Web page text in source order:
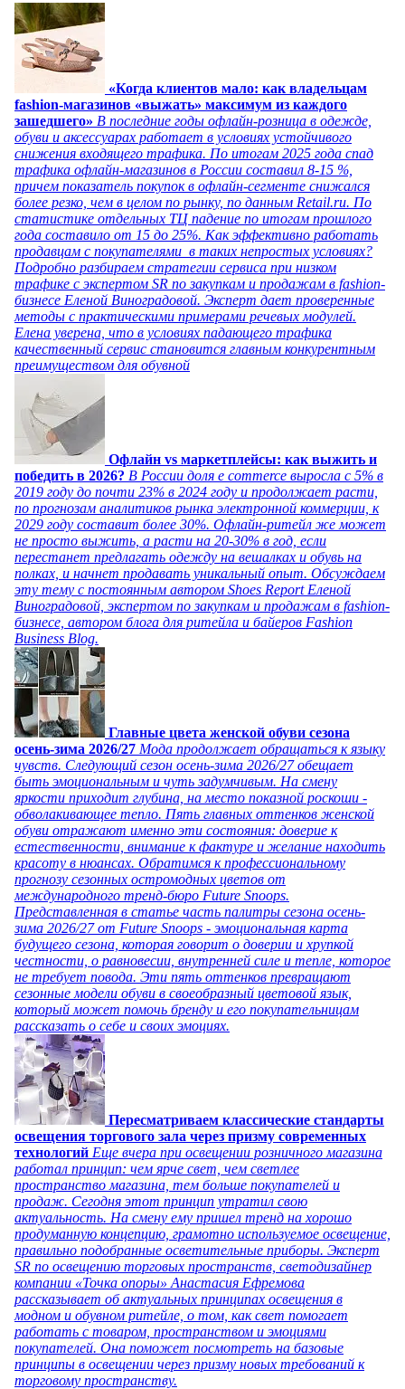
«Когда клиентов мало: как владельцам
fashion-магазинов «выжать» максимум из каждого
зашедшего» В последние годы офлайн-розница в одежде,
обуви и аксессуарах работает в условиях устойчивого
снижения входящего трафика. По итогам 2025 года спад
трафика офлайн-магазинов в России составил 8-15 %,
причем показатель покупок в офлайн-сегменте снижался
более резко, чем в целом по рынку, по данным Retail.ru. По
статистике отдельных ТЦ падение по итогам прошлого
года составило от 15 до 25%. Как эффективно работать
продавцам с покупателями в таких непростых условиях?
Подробно разбираем стратегии сервиса при низком
трафике с экспертом SR по закупкам и продажам в fashion-
бизнесе Еленой Виноградовой. Эксперт дает проверенные
методы с практическими примерами речевых модулей.
Елена уверена, что в условиях падающего трафика
качественный сервис становится главным конкурентным
преимуществом для обувной
Офлайн vs маркетплейсы: как выжить и
победить в 2026? В России доля e commerce выросла с 5% в
2019 году до почти 23% в 2024 году и продолжает расти,
по прогнозам аналитиков рынка электронной коммерции, к
2029 году составит более 30%. Офлайн-ритейл же может
не просто выжить, а расти на 20-30% в год, если
перестанет предлагать одежду на вешалках и обувь на
полках, и начнет продавать уникальный опыт. Обсуждаем
эту тему с постоянным автором Shoes Report Еленой
Виноградовой, экспертом по закупкам и продажам в fashion-
бизнесе, автором блога для ритейла и байеров Fashion
Business Blog.
Главные цвета женской обуви сезона
осень-зима 2026/27 Мода продолжает обращаться к языку
чувств. Следующий сезон осень-зима 2026/27 обещает
быть эмоциональным и чуть задумчивым. На смену
яркости приходит глубина, на место показной роскоши -
обволакивающее тепло. Пять главных оттенков женской
обуви отражают именно эти состояния: доверие к
естественности, внимание к фактуре и желание находить
красоту в нюансах. Обратимся к профессиональному
прогнозу сезонных остромодных цветов от
международного тренд-бюро Future Snoops.
Представленная в статье часть палитры сезона осень-
зима 2026/27 от Future Snoops - эмоциональная карта
будущего сезона, которая говорит о доверии и хрупкой
честности, о равновесии, внутренней силе и тепле, которое
не требует повода. Эти пять оттенков превращают
сезонные модели обуви в своеобразный цветовой язык,
который может помочь бренду и его покупательницам
рассказать о себе и своих эмоциях.
Пересматриваем классические стандарты
освещения торгового зала через призму современных
технологий Еще вчера при освещении розничного магазина
работал принцип: чем ярче свет, чем светлее
пространство магазина, тем больше покупателей и
продаж. Сегодня этот принцип утратил свою
актуальность. На смену ему пришел тренд на хорошо
продуманную концепцию, грамотно используемое освещение,
правильно подобранные осветительные приборы. Эксперт
SR по освещению торговых пространств, светодизайнер
компании «Точка опоры» Анастасия Ефремова
рассказывает об актуальных принципах освещения в
модном и обувном ритейле, о том, как свет помогает
работать с товаром, пространством и эмоциями
покупателей. Она поможет посмотреть на базовые
принципы в освещении через призму новых требований к
торговому пространству.